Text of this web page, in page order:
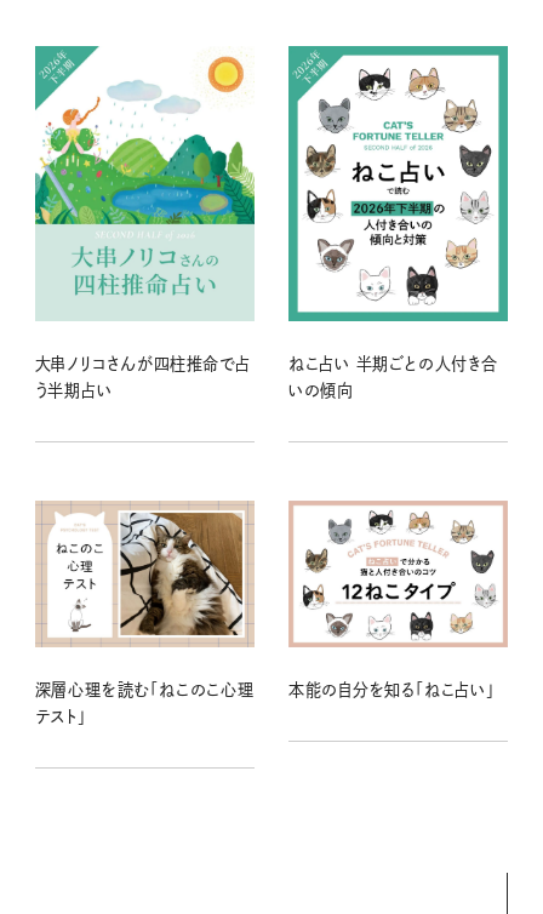
大串ノリコさんが四柱推命で占
う半期占い
ねこ占い 半期ごとの人付き合
いの傾向
深層心理を読む「ねこのこ心理
テスト」
本能の自分を知る「ねこ占い」